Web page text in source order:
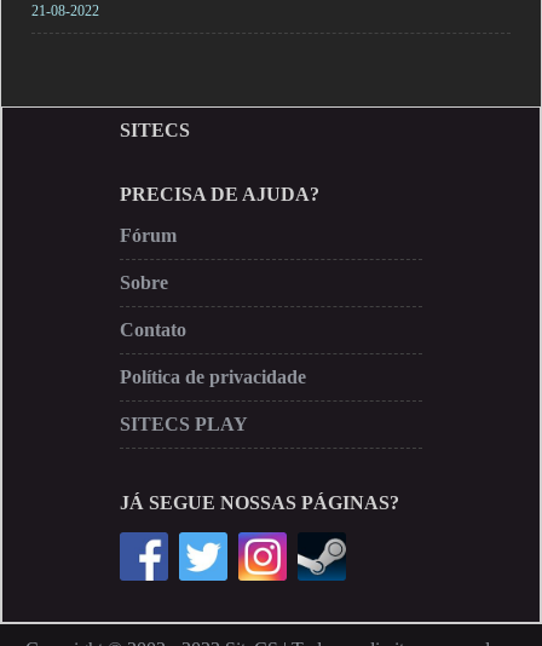
21-08-2022
SITECS
PRECISA DE AJUDA?
Fórum
Sobre
Contato
Política de privacidade
SITECS PLAY
JÁ SEGUE NOSSAS PÁGINAS?